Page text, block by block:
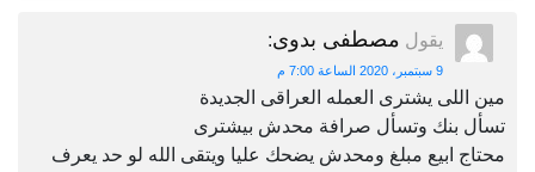
يقول مصطفى بدوى:
9 سبتمبر، 2020 الساعة 7:00 م
مين اللى يشترى العمله العراقى الجديدة
تسأل بنك وتسأل صرافة محدش بيشترى
محتاج ابيع مبلغ ومحدش يضحك عليا ويتقى الله لو حد يعرف